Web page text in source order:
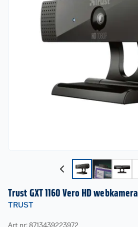
Trust GXT 1160 Vero HD webkamera
TRUST
Art nr: 8713439223972